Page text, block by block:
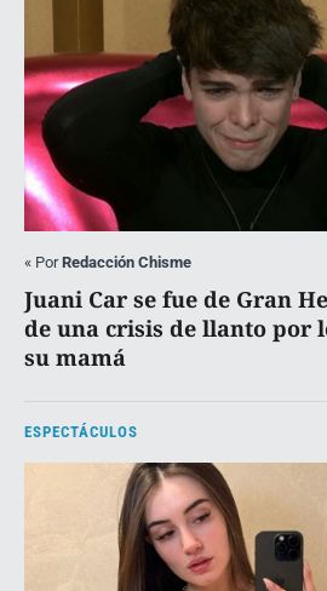
« PorRedacción Chisme
Juani Car se fue de Gran
de una crisis de llanto por
su mamá
ESPECTÁCULOS